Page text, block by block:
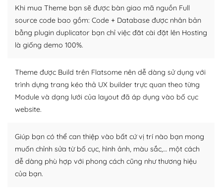
kiếm những cộng đồng WordPress, họ sẽ giúp bạn trả
lời, giải đáp vấn đề của bạn.
Cộng đồng sử dụng WordPress sẵn sàng hỗ trợ bạn
Plugin mở rộng là thành phần cài đặt thêm vào
WordPress để tăng thêm các tính năng cần thiết. Có
nhiều plugin trả phí hoặc miễn phí.
plugin của WordPress rất phong phú. Bạn có thể thỏa
thích chọn lựa plugin và themes phù hợp cho mục đích
lập website của mình.
Khi mua Theme bạn sẽ được bàn giao mã nguồn Full
source code bao gồm: Code + Database được nhân bản
bằng plugin duplicator bạn chỉ việc đăt cài đặt lên Hosting
là giống demo 100%.
Theme được Build trên Flatsome nên dễ dàng sử dụng với
trình dựng trang kéo thả UX builder trực quan theo từng
Module và dạng lưới của layout đã áp dụng vào bố cục
website.
Giúp bạn có thể can thiệp vào bất cứ vị trí nào bạn mong
muốn chỉnh sửa từ bố cục, hình ảnh, màu sắc,… một cách
dễ dàng phù hợp với phong cách cũng như thương hiệu
của bạn.